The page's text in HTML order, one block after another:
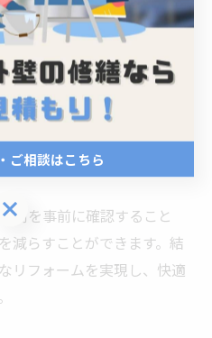
ている場合が多く、価格以
あります。
では「見積もり内容が明確
たため安心できた」という
渉だけでなく、アフターサ
総合的なコストパフォーマ
例を事前に確認すること
減らすことができます。結
リフォームを実現し、快適
ご相談はこちら
ご相談はこちら